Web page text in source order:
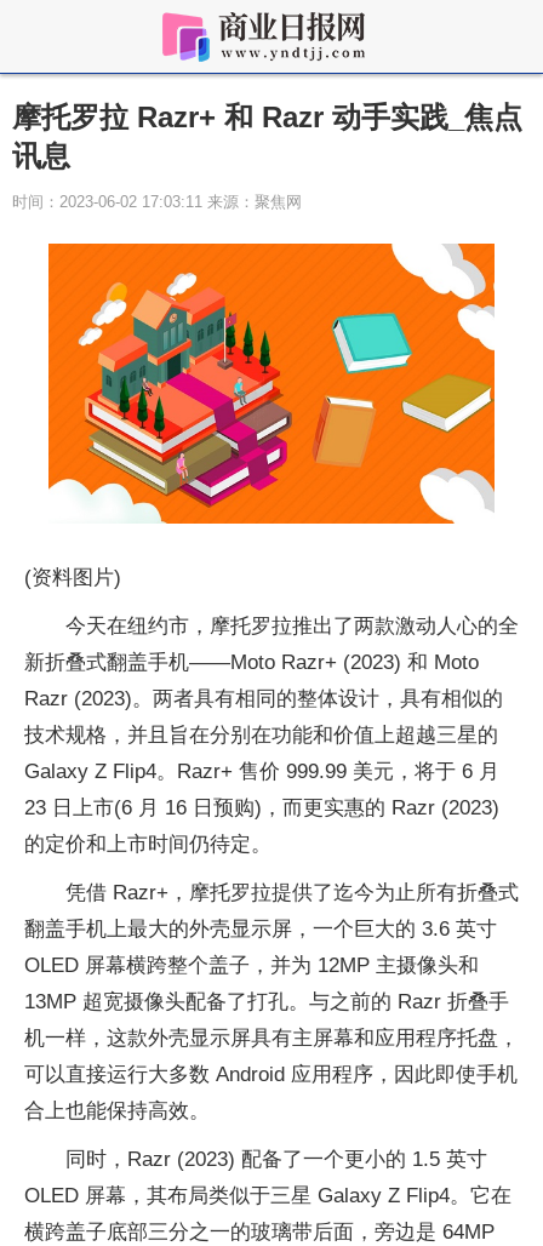
摩托罗拉 Razr+ 和 Razr 动手实践_焦点
讯息
时间：2023-06-02 17:03:11 来源：聚焦网
(资料图片)
今天在纽约市，摩托罗拉推出了两款激动人心的全
新折叠式翻盖手机——Moto Razr+ (2023) 和 Moto
Razr (2023)。两者具有相同的整体设计，具有相似的
技术规格，并且旨在分别在功能和价值上超越三星的
Galaxy Z Flip4。Razr+ 售价 999.99 美元，将于 6 月
23 日上市(6 月 16 日预购)，而更实惠的 Razr (2023)
的定价和上市时间仍待定。
凭借 Razr+，摩托罗拉提供了迄今为止所有折叠式
翻盖手机上最大的外壳显示屏，一个巨大的 3.6 英寸
OLED 屏幕横跨整个盖子，并为 12MP 主摄像头和
13MP 超宽摄像头配备了打孔。与之前的 Razr 折叠手
机一样，这款外壳显示屏具有主屏幕和应用程序托盘，
可以直接运行大多数 Android 应用程序，因此即使手机
合上也能保持高效。
同时，Razr (2023) 配备了一个更小的 1.5 英寸
OLED 屏幕，其布局类似于三星 Galaxy Z Flip4。它在
横跨盖子底部三分之一的玻璃带后面，旁边是 64MP